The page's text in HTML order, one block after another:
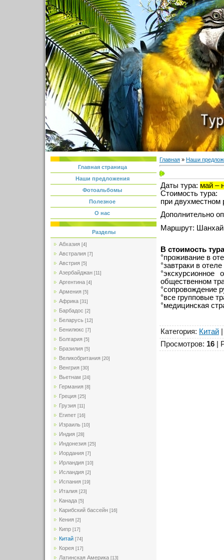
Главная страница
Наши предложения
Фотоальбомы
Полезное
О нас
Разделы
Абхазия [4]
Австралия [7]
Австрия [5]
Азербайджан [11]
Аргентина [4]
Армения [5]
Африка [31]
Барбадос [2]
Беларусь [12]
Бенилюкс [7]
Болгария [5]
Бразилия [5]
Великобритания [20]
Венгрия [30]
Вьетнам [24]
Германия [8]
Греция [25]
Грузия [11]
Египет [16]
Израиль [10]
Индия [28]
Индонезия [25]
Иордания [7]
Ирландия [10]
Исландия [2]
Испания [19]
Италия [23]
Канада [5]
Карибский бассейн [16]
Кения [2]
Кипр [17]
Китай [74]
Корея [17]
Латинская Америка [13]
Главная » Наши
Даты тура: май –
Стоимость тура:
при двухместном
Дополнительно
Маршрут:
В стоимость
°проживание в
°завтраки в отеле
общественном
°сопровождение
°все групповые
°медицинская
Категория: Китай
Просмотров: 16